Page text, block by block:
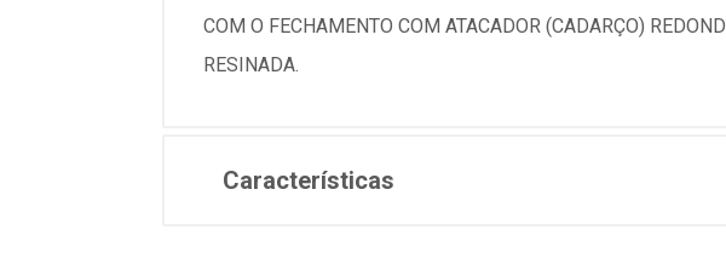
COM O FECHAMENTO COM ATACADOR (CADARÇO)
RESINADA.
Características